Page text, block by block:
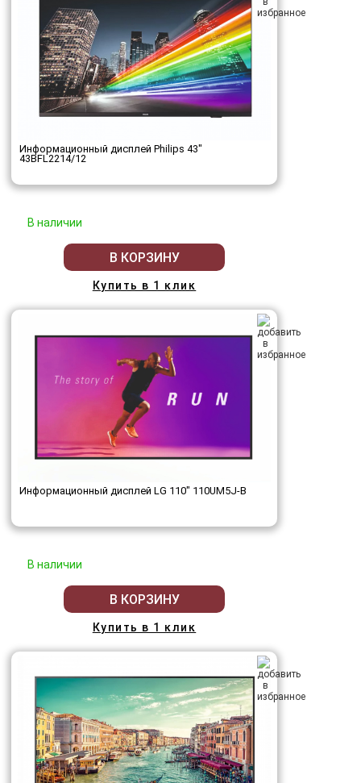
Информационный дисплей Philips 43"
43BFL2214/12
В наличии
В КОРЗИНУ
Купить в 1 клик
Информационный дисплей LG 110" 110UM5J-B
В наличии
В КОРЗИНУ
Купить в 1 клик